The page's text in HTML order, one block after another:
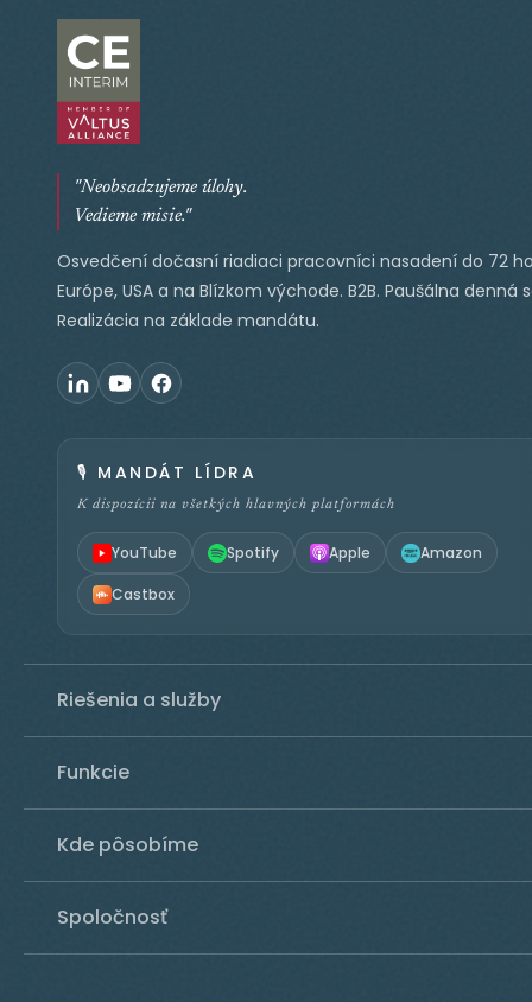
"Neobsadzujeme úlohy.
Vedieme misie."
Osvedčení dočasní riadiaci pracovníci nasadení do 72
Európe, USA a na Blízkom východe. B2B. Paušálna denná
Realizácia na základe mandátu.
🎙️ MANDÁT LÍDRA
K dispozícii na všetkých hlavných platformách
YouTube Spotify Apple Amazon
Castbox
Riešenia a služby
Funkcie
Kde pôsobíme
Spoločnosť